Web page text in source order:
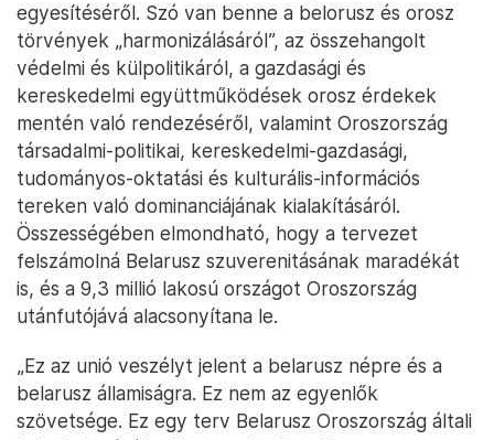
egyesítéséről. Szó van benne a belorusz és orosz
törvények „harmonizálásáról”, az összehangolt
védelmi és külpolitikáról, a gazdasági és
kereskedelmi együttműködések orosz érdekek
mentén való rendezéséről, valamint Oroszország
társadalmi-politikai, kereskedelmi-gazdasági,
tudományos-oktatási és kulturális-információs
tereken való dominanciájának kialakításáról.
Összességében elmondható, hogy a tervezet
felszámolná Belarusz szuverenitásának maradékát
is, és a 9,3 millió lakosú országot Oroszország
utánfutójává alacsonyítana le.
„Ez az unió veszélyt jelent a belarusz népre és a
belarusz államiságra. Ez nem az egyenlők
szövetsége. Ez egy terv Belarusz Oroszország általi